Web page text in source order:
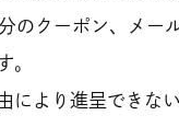
のクーポン、メー
。
により進呈できな